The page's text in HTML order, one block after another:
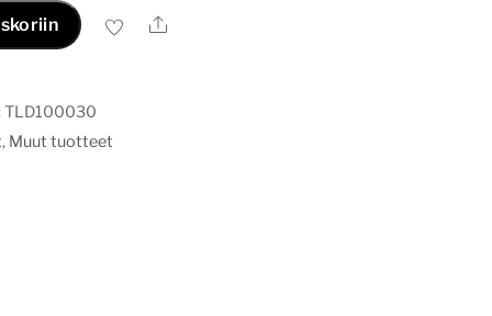
Ale
TLD100030
, Muut tuotteet